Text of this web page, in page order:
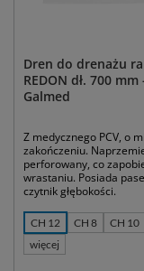
Dren do drenażu
REDON dł. 700 mm
Galmed
Z medycznego PCV, o
zakończeniu.
perforowany, co
wrastaniu. Posiada
czytnik głębokości.
CH 12 CH 8 CH 10
więcej